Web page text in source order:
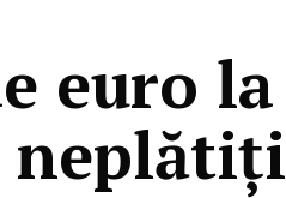
euro la
neplătiți